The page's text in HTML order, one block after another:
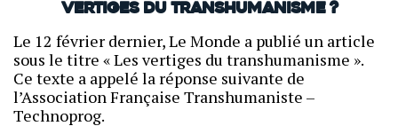
Vertiges du transhumanisme ?
Le 12 février dernier, Le Monde a publié un article
sous le titre « Les vertiges du transhumanisme ».
Ce texte a appelé la réponse suivante de
l’Association Française Transhumaniste –
Technoprog.